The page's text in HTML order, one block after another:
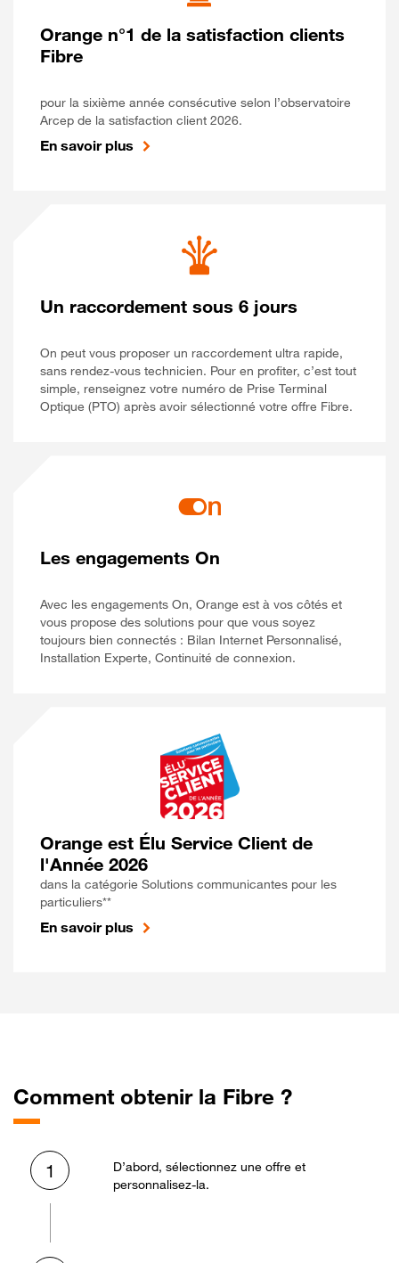
Orange n°1 de la satisfaction clients
Fibre
pour la sixième année consécutive selon l’observatoire
Arcep de la satisfaction client 2026.
En savoir plus
Un raccordement sous 6 jours
On peut vous proposer un raccordement ultra rapide,
sans rendez-vous technicien. Pour en profiter, c’est tout
simple, renseignez votre numéro de Prise Terminal
Optique (PTO) après avoir sélectionné votre offre Fibre.
Les engagements On
Avec les engagements On, Orange est à vos côtés et
vous propose des solutions pour que vous soyez
toujours bien connectés : Bilan Internet Personnalisé,
Installation Experte, Continuité de connexion.
Orange est Élu Service Client de
l'Année 2026
dans la catégorie Solutions communicantes pour les
particuliers**
En savoir plus
Comment obtenir la Fibre ?
1
D’abord, sélectionnez une offre et
personnalisez-la.